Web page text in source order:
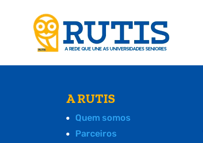
A RUTIS
Quem somos
Parceiros